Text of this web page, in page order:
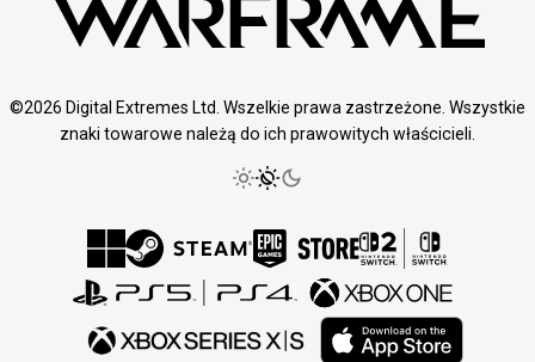
©2026 Digital Extremes Ltd. Wszelkie prawa zastrzeżone. Wszystkie
znaki towarowe należą do ich prawowitych właścicieli.